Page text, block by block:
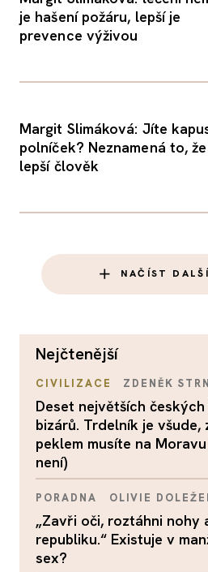
je hašení požáru, lepší je
prevence výživou
Margit Slimáková: Jíte
polníček? Neznamená to,
lepší člověk
NAČÍST
nejčtenější
CIVILIZACE ZDENĚK
Deset největších
bizárů. Trdelník je všude,
peklem musíte na
není)
PORADNA OLIVIE
„Zavři oči, roztáhni nohy
republiku.“ Existuje v
sex?